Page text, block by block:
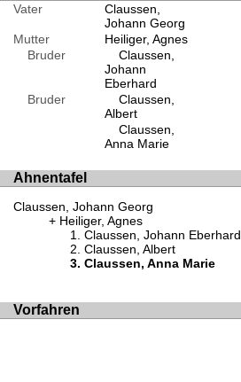
Vater
Claussen,
Johann Georg
Mutter
Heiliger, Agnes
Bruder
Claussen,
Johann
Eberhard
Bruder
Claussen,
Albert
Claussen,
Anna Marie
Ahnentafel
Claussen, Johann Georg
Heiliger, Agnes
Claussen, Johann Eberhard
Claussen, Albert
Claussen, Anna Marie
Vorfahren